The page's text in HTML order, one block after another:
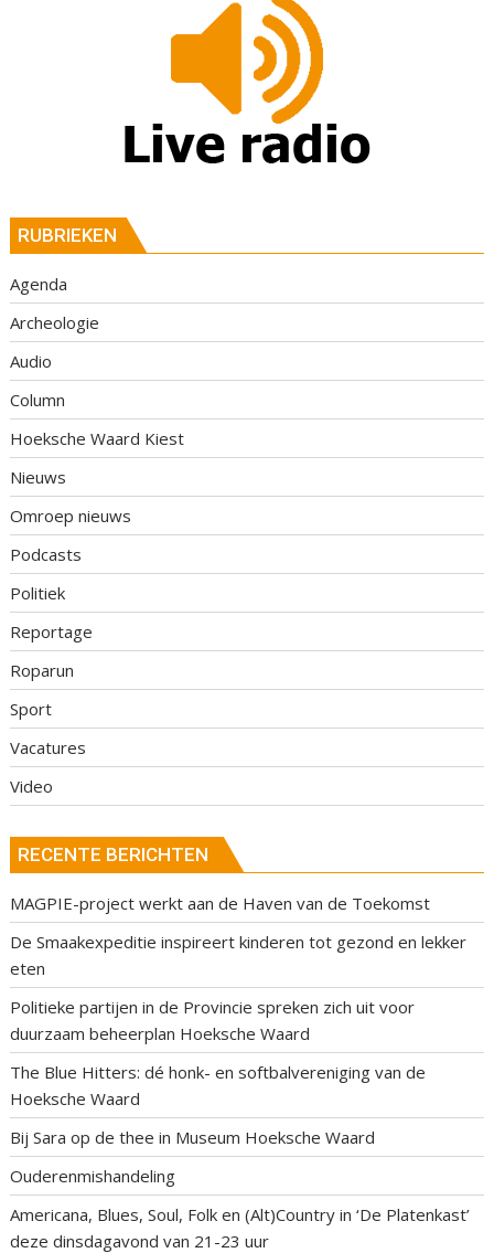
RUBRIEKEN
Agenda
Archeologie
Audio
Column
Hoeksche Waard Kiest
Nieuws
Omroep nieuws
Podcasts
Politiek
Reportage
Roparun
Sport
Vacatures
Video
RECENTE BERICHTEN
MAGPIE-project werkt aan de Haven van de Toekomst
De Smaakexpeditie inspireert kinderen tot gezond en lekker
eten
Politieke partijen in de Provincie spreken zich uit voor
duurzaam beheerplan Hoeksche Waard
The Blue Hitters: dé honk- en softbalvereniging van de
Hoeksche Waard
Bij Sara op de thee in Museum Hoeksche Waard
Ouderenmishandeling
Americana, Blues, Soul, Folk en (Alt)Country in ‘De Platenkast’
deze dinsdagavond van 21-23 uur